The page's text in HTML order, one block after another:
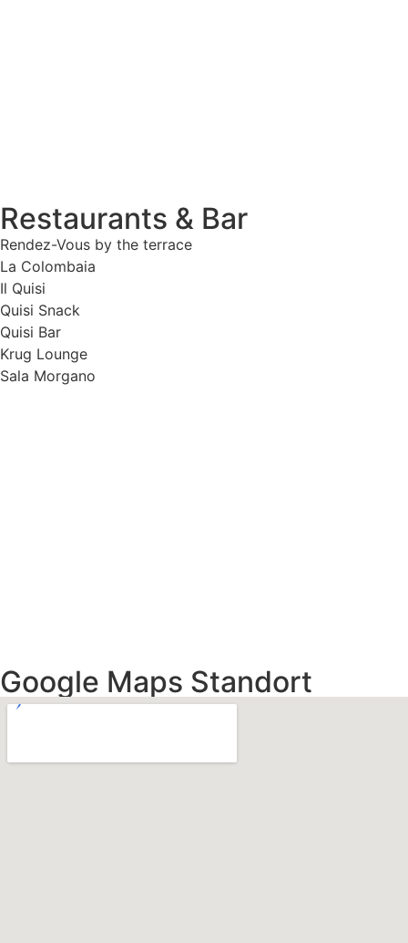
Restaurants & Bar
Rendez-Vous by the terrace
La Colombaia
Il Quisi
Quisi Snack
Quisi Bar
Krug Lounge
Sala Morgano
Google Maps Standort